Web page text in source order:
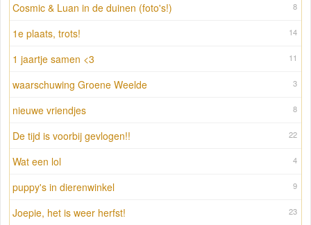
8
Cosmic & Luan in de duinen (foto's!)
14
1e plaats, trots!
11
1 jaartje samen <3
3
waarschuwing Groene Weelde
8
nieuwe vriendjes
22
De tijd is voorbij gevlogen!!
4
Wat een lol
9
puppy's in dierenwinkel
23
Joepie, het is weer herfst!